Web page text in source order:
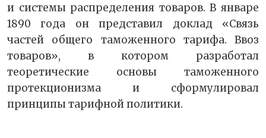
и системы распределения товаров. В январе
1890 года он представил доклад «Связь
частей общего таможенного тарифа. Ввоз
товаров», в котором разработал
теоретические основы таможенного
протекционизма и сформулировал
принципы тарифной политики.